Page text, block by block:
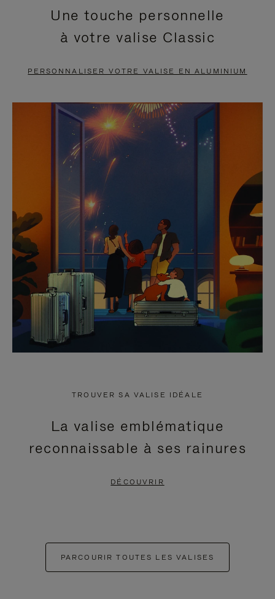
EN
PAUSE,
APPUYEZ
POUR
METTRE
PAUSE
VIDÉO
EST
DÉSACTIVÉ.
CLIQUER
POUR
RÉACTIVER
LE
SON
Une touche personnelle
à votre valise Classic
PERSONNALISER VOTRE VALISE EN ALUMINIUM
TROUVER SA VALISE IDÉALE
La valise emblématique
reconnaissable à ses rainures
DÉCOUVRIR
PARCOURIR TOUTES LES VALISES